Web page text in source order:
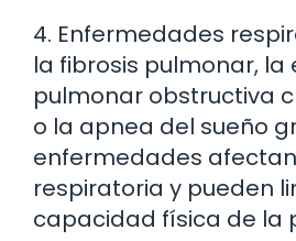
4. Enfermedades
la fibrosis pulmonar,
pulmonar obstructiva
o la apnea del sueño
enfermedades
respiratoria y pueden
capacidad física de la